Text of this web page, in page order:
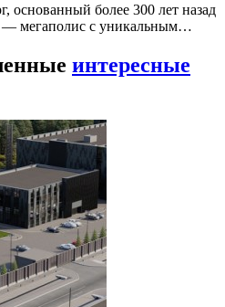
основанный более 300 лет назад
— мегаполис с уникальным…
интересные